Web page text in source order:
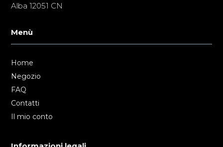
Alba 12051 CN
Menù
Home
Negozio
FAQ
Contatti
Il mio conto